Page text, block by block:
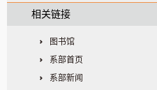
相关链接
图书馆
系部首页
系部新闻